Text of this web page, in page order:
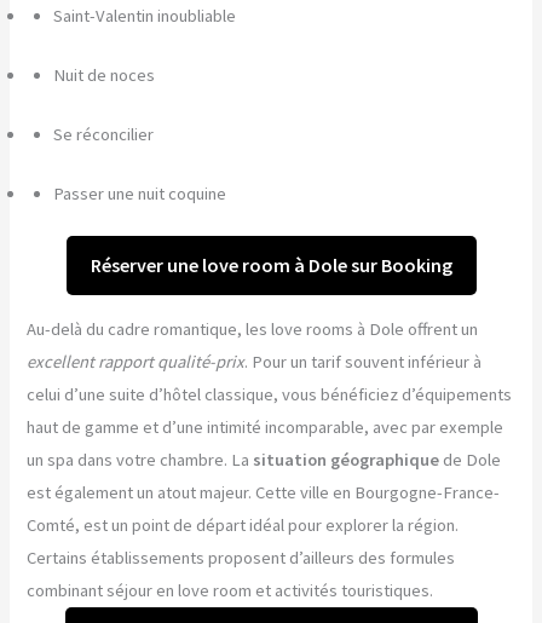
Saint-Valentin inoubliable
Nuit de noces
Se réconcilier
Passer une nuit coquine
Réserver une love room à Dole sur Booking
Au-delà du cadre romantique, les love rooms à Dole offrent un
excellent rapport qualité-prix. Pour un tarif souvent inférieur à
celui d’une suite d’hôtel classique, vous bénéficiez d’équipements
haut de gamme et d’une intimité incomparable, avec par exemple
un spa dans votre chambre. La situation géographique de Dole
est également un atout majeur. Cette ville en Bourgogne-France-
Comté, est un point de départ idéal pour explorer la région.
Certains établissements proposent d’ailleurs des formules
combinant séjour en love room et activités touristiques.